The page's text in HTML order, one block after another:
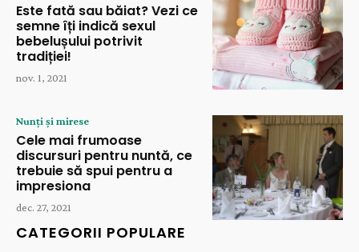
Este fată sau băiat? Vezi ce
semne îți indică sexul
bebelușului potrivit
tradiției!
nov. 1, 2021
Nunți și mirese
Cele mai frumoase
discursuri pentru nuntă, ce
trebuie să spui pentru a
impresiona
dec. 27, 2021
CATEGORII POPULARE